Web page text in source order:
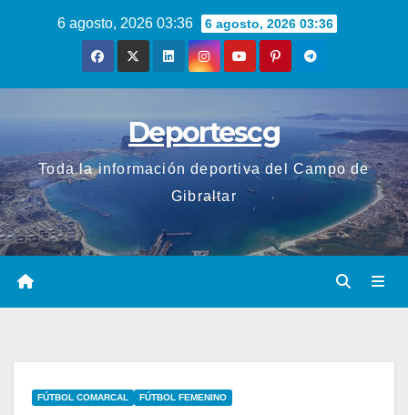
6 agosto, 2026 03:36 6 agosto, 2026 03:36
Deportescg
Toda la información deportiva del Campo de
Gibraltar
FÚTBOL COMARCAL FÚTBOL FEMENINO